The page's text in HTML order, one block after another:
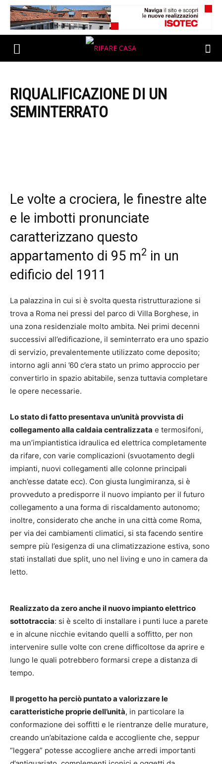
RIQUALIFICAZIONE DI UN
SEMINTERRATO
Le volte a crociera, le finestre alte
e le imbotti pronunciate
caratterizzano questo
appartamento di 95 m2 in un
edificio del 1911
La palazzina in cui si è svolta questa ristrutturazione si
trova a Roma nei pressi del parco di Villa Borghese, in
una zona residenziale molto ambita. Nei primi decenni
successivi all’edificazione, il seminterrato era uno spazio
di servizio, prevalentemente utilizzato come deposito;
intorno agli anni ’60 c’era stato un primo approccio per
convertirlo in spazio abitabile, senza tuttavia completare
le opere necessarie.
Lo stato di fatto presentava un’unità provvista di
collegamento alla caldaia centralizzata e termosifoni,
ma un’impiantistica idraulica ed elettrica completamente
da rifare, con varie complicazioni (svuotamento degli
impianti, nuovi collegamenti alle colonne principali
anch’esse datate ecc). Con giusta lungimiranza, si è
provveduto a predisporre il nuovo impianto per il futuro
collegamento a una forma di riscaldamento autonomo;
inoltre, considerato che anche in una città come Roma,
per via dei cambiamenti climatici, si sta facendo sentire
sempre più l’esigenza di una climatizzazione estiva, sono
stati installati due split, uno nel living e uno in camera da
letto.
Realizzato da zero anche il nuovo impianto elettrico
sottotraccia: si è scelto di installare i punti luce a parete
e in alcune nicchie evitando quelli a soffitto, per non
intervenire sulle volte con crene difficoltose da aprire e
lungo le quali potrebbero formarsi crepe a distanza di
tempo.
Il progetto ha perciò puntato a valorizzare le
caratteristiche proprie dell’unità, in particolare la
conformazione dei soffitti e le rientranze delle murature,
creando un’abitazione calda e accogliente che, seppur
“leggera” potesse accogliere anche arredi importanti